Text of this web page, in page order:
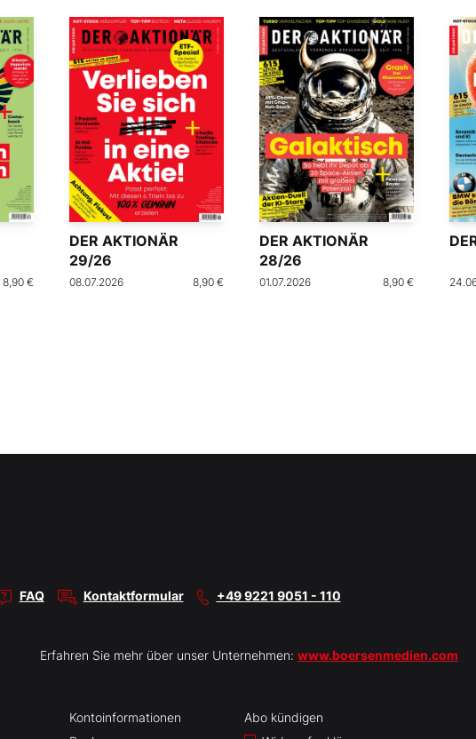
8,90 €
DER AKTIONÄR
29/26
08.07.2026 8,90 €
DER AKTIONÄR
28/26
01.07.2026 8,90 €
FAQ Kontaktformular +49 9221 9051 - 110
Erfahren Sie mehr über unser Unternehmen: www.boersenmedien.com
Kontoinformationen
Abo kündigen